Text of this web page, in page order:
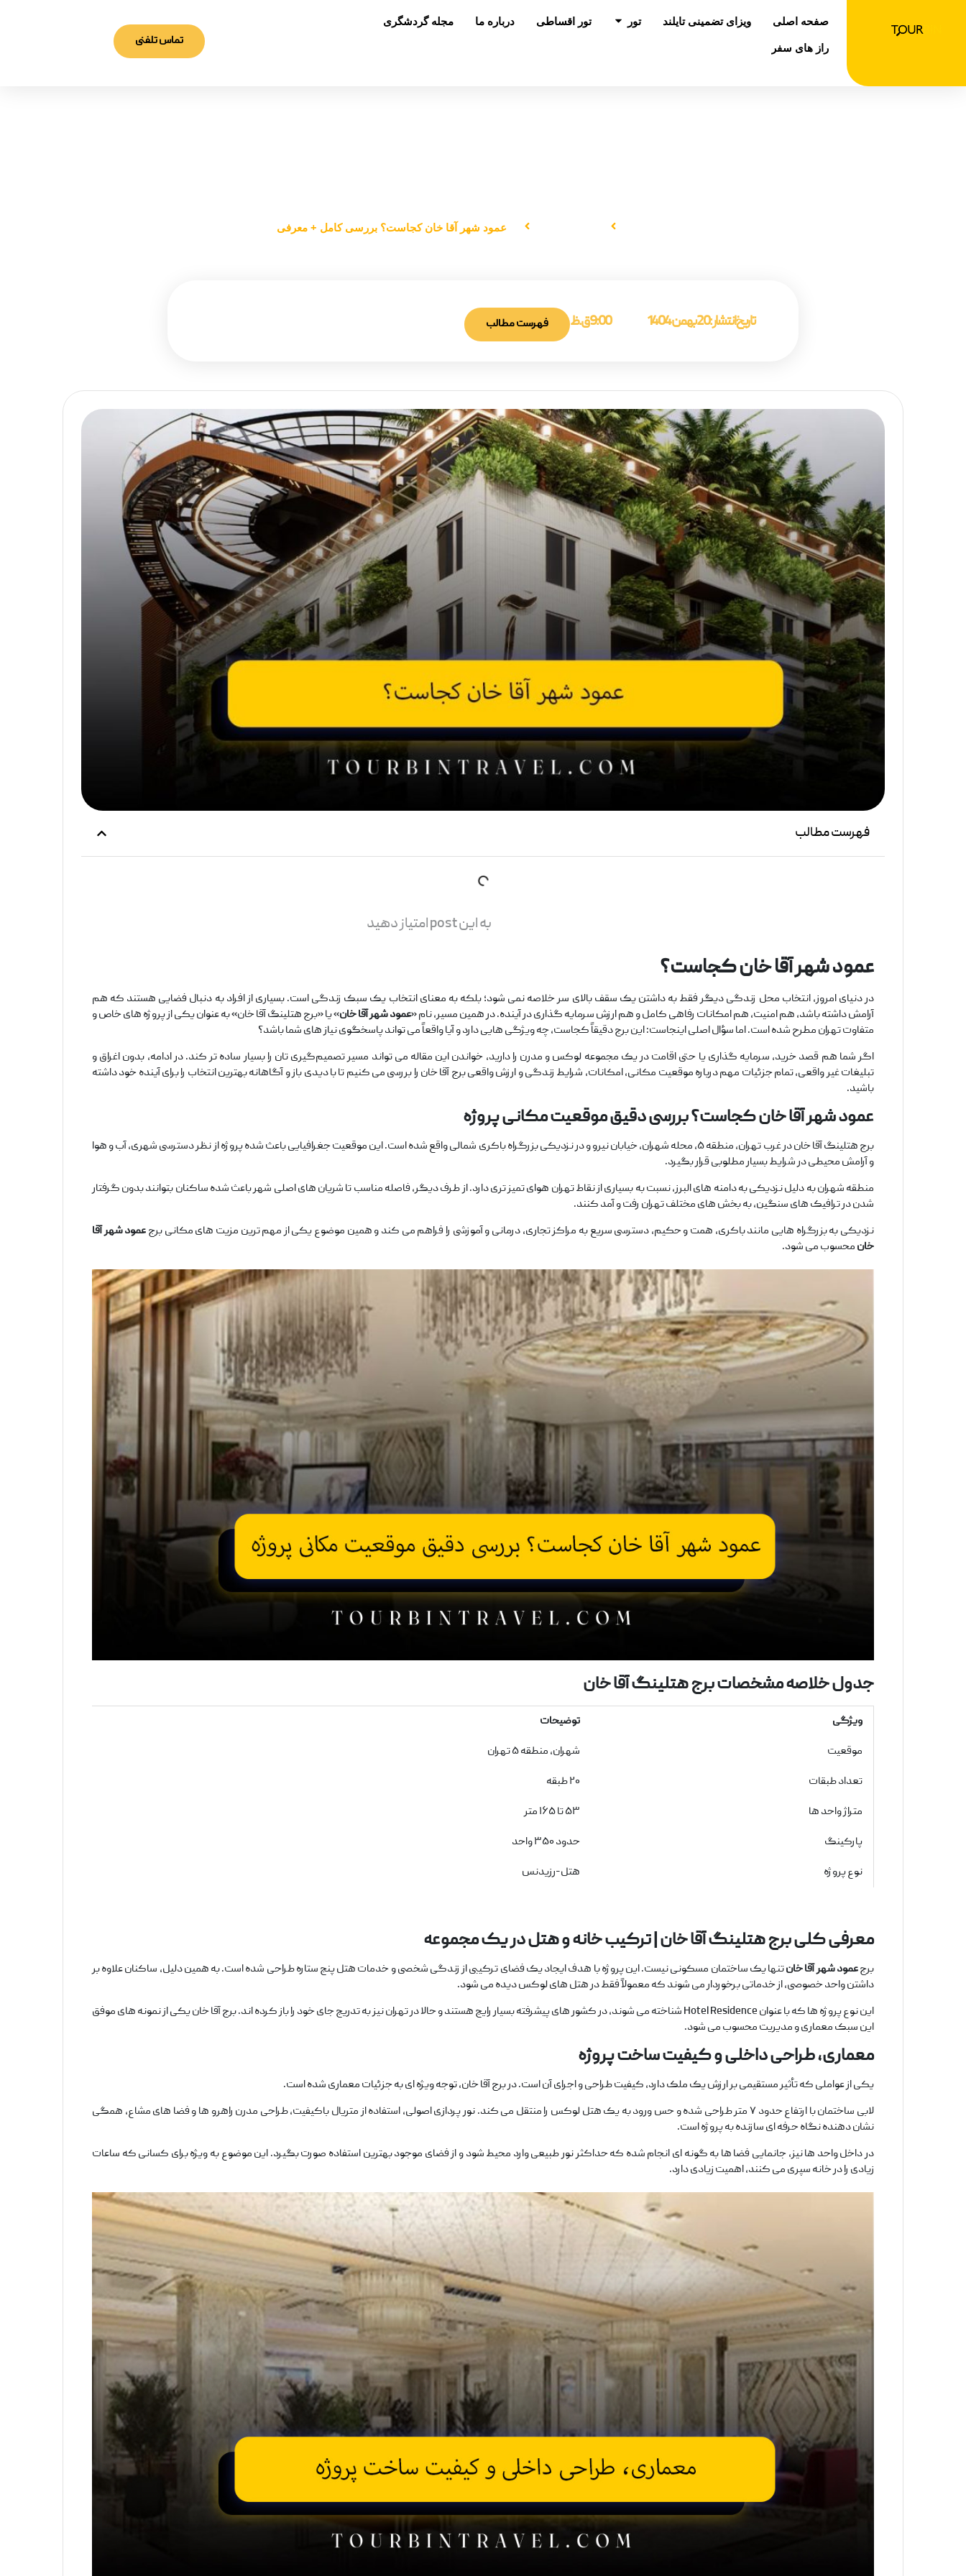
صفحه اصلی ویزای تضمینی تایلند تور باز کردن در تور
تور اقساطی درباره ما
مجله گردشگری
راز های سفر
تماس تلفنی
عمود شهر آقا خان کجاست؟ بررسی کامل + معرفی
تاریخ انتشار :20 بهمن 1404 9:00 ق.ظ فهرست مطالب
فهرست مطالب
به این post امتیاز دهید
عمود شهر آقا خان کجاست؟
در دنیای امروز، انتخاب محل زندگی دیگر فقط به داشتن یک سقف بالای سر خلاصه نمی ‌شود؛ بلکه به معنای انتخاب یک سبک زندگی است. بسیاری از افراد به دنبال فضایی هستند که هم
آرامش داشته باشد، هم امنیت، هم امکانات رفاهی کامل و هم ارزش سرمایه‌ گذاری در آینده. در همین مسیر، نام «عمود شهر آقا خان» یا «برج هتلینگ آقا خان» به‌ عنوان یکی از پروژه ‌های خاص و
متفاوت تهران مطرح شده است. اما سؤال اصلی اینجاست: این برج دقیقاً کجاست، چه ویژگی ‌هایی دارد و آیا واقعاً می‌ تواند پاسخگوی نیاز های شما باشد؟
اگر شما هم قصد خرید، سرمایه‌ گذاری یا حتی اقامت در یک مجموعه لوکس و مدرن را دارید، خواندن این مقاله می ‌تواند مسیر تصمیم‌گیری ‌تان را بسیار ساده ‌تر کند. در ادامه، بدون اغراق و
تبلیغات غیر واقعی، تمام جزئیات مهم درباره موقعیت مکانی، امکانات، شرایط زندگی و ارزش واقعی برج آقا خان را بررسی می ‌کنیم تا با دیدی باز و آگاهانه بهترین انتخاب را برای آینده خود داشته
باشید.
عمود شهر آقا خان کجاست؟ بررسی دقیق موقعیت مکانی پروژه
برج هتلینگ آقا خان در غرب تهران، منطقه ۵، محله شهران، خیابان نیرو و در نزدیکی بزرگراه باکری شمالی واقع شده است. این موقعیت جغرافیایی باعث شده پروژه از نظر دسترسی شهری، آب ‌و هوا
و آرامش محیطی در شرایط بسیار مطلوبی قرار بگیرد.
منطقه شهران به دلیل نزدیکی به دامنه‌ های البرز، نسبت به بسیاری از نقاط تهران هوای تمیز تری دارد. از طرف دیگر، فاصله مناسب تا شریان ‌های اصلی شهر باعث شده ساکنان بتوانند بدون گرفتار
شدن در ترافیک ‌های سنگین، به بخش ‌های مختلف تهران رفت ‌و آمد کنند.
نزدیکی به بزرگراه ‌هایی مانند باکری، همت و حکیم، دسترسی سریع به مراکز تجاری، درمانی و آموزشی را فراهم می‌ کند و همین موضوع یکی از مهم‌ ترین مزیت ‌های مکانی برجعمود شهر آقا
خانمحسوب می‌ شود.
جدول خلاصه مشخصات برج هتلینگ آقا خان
ویژگی
توضیحات
موقعیت
شهران، منطقه ۵ تهران
تعداد طبقات
۲۰ طبقه
متراژ واحد ها
۵۳ تا ۱۶۵ متر
پارکینگ
حدود ۳۵۰ واحد
نوع پروژه
هتل-رزیدنس
معرفی کلی برج هتلینگ آقا خان | ترکیب خانه و هتل در یک مجموعه
برجعمود شهر آقا خانتنها یک ساختمان مسکونی نیست. این پروژه با هدف ایجاد یک فضای ترکیبی از زندگی شخصی و خدمات هتل پنج ستاره طراحی شده است. به همین دلیل، ساکنان علاوه بر
داشتن واحد خصوصی، از خدماتی برخوردار می‌ شوند که معمولاً فقط در هتل‌ های لوکس دیده می ‌شود.
این نوع پروژه‌ ها که با عنوان Hotel Residence شناخته می ‌شوند، در کشور های پیشرفته بسیار رایج هستند و حالا در تهران نیز به ‌تدریج جای خود را باز کرده ‌اند. برج آقا خان یکی از نمونه‌ های موفق
این سبک معماری و مدیریت محسوب می‌ شود.
معماری، طراحی داخلی و کیفیت ساخت پروژه
یکی از عواملی که تأثیر مستقیمی بر ارزش یک ملک دارد، کیفیت طراحی و اجرای آن است. در برج آقا خان، توجه ویژه ‌ای به جزئیات معماری شده است.
لابی ساختمان با ارتفاع حدود ۷ متر طراحی شده و حس ورود به یک هتل لوکس را منتقل می ‌کند. نور پردازی اصولی، استفاده از متریال باکیفیت، طراحی مدرن راهرو ها و فضا های مشاع، همگی
نشان‌ دهنده نگاه حرفه‌ ای سازنده به پروژه است.
در داخل واحد ها نیز، جانمایی فضا ها به‌ گونه ‌ای انجام شده که حداکثر نور طبیعی وارد محیط شود و از فضای موجود بهترین استفاده صورت بگیرد. این موضوع به ‌ویژه برای کسانی که ساعات
زیادی را در خانه سپری می ‌کنند، اهمیت زیادی دارد.